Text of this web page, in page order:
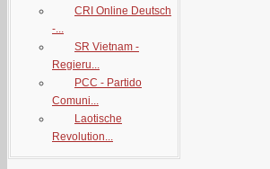
CRI Online Deutsch
-...
SR Vietnam -
Regieru...
PCC - Partido
Comuni...
Laotische
Revolution...